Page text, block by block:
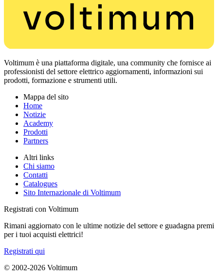
Voltimum è una piattaforma digitale, una community che fornisce ai
professionisti del settore elettrico aggiornamenti, informazioni sui
prodotti, formazione e strumenti utili.
Mappa del sito
Home
Notizie
Academy
Prodotti
Partners
Altri links
Chi siamo
Contatti
Catalogues
Sito Internazionale di Voltimum
Registrati con Voltimum
Rimani aggiornato con le ultime notizie del settore e guadagna premi
per i tuoi acquisti elettrici!
Registrati qui
© 2002-2026 Voltimum